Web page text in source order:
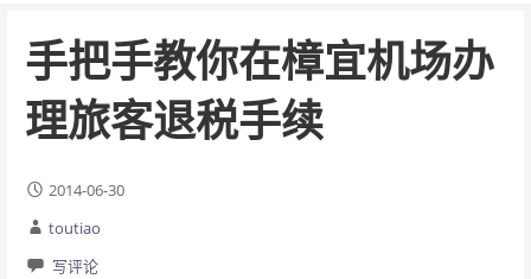
手把手教你在樟宜机场办
理旅客退税手续
2014-06-30
toutiao
写评论